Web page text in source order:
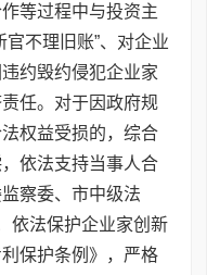
等过程中与投资主
不理旧账”、对企业
约毁约侵犯企业家
任。对于因政府规
权益受损的，综合
依法支持当事人合
察委、市中级法
法保护企业家创新
保护条例》，严格